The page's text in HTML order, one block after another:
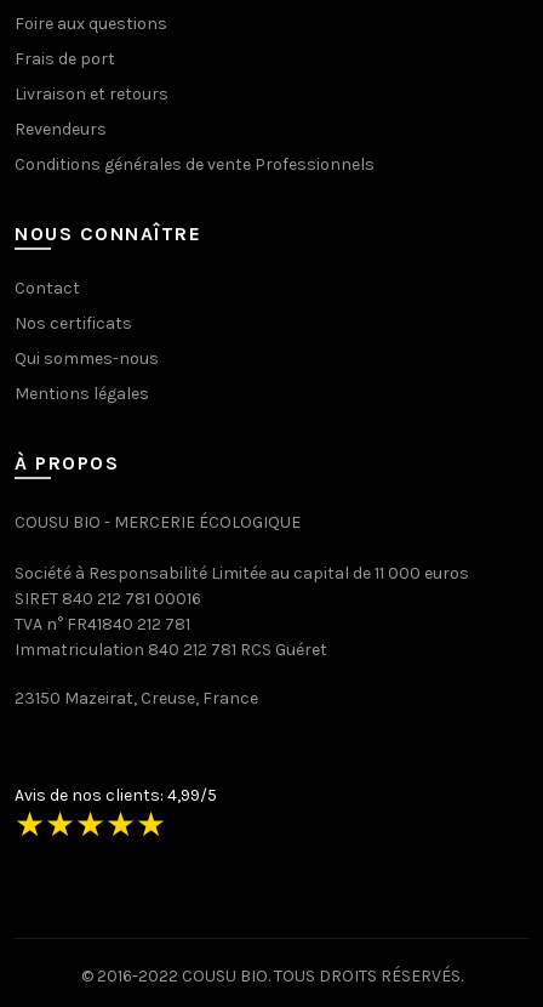
Foire aux questions
Frais de port
Livraison et retours
Revendeurs
Conditions générales de vente Professionnels
NOUS CONNAÎTRE
Contact
Nos certificats
Qui sommes-nous
Mentions légales
À PROPOS
COUSU BIO - MERCERIE ÉCOLOGIQUE
Société à Responsabilité Limitée au capital de 11 000 euros
SIRET 840 212 781 00016
TVA n° FR41840 212 781
Immatriculation 840 212 781 RCS Guéret
23150 Mazeirat, Creuse, France
Avis de nos clients: 4,99/5
★★★★★
© 2016-2022 COUSU BIO. TOUS DROITS RÉSERVÉS.